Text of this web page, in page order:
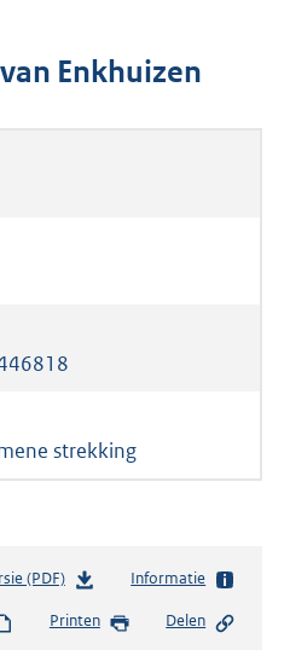
Enkhuizen
strekking
(PDF)b
s
Informatie
Printen Delen